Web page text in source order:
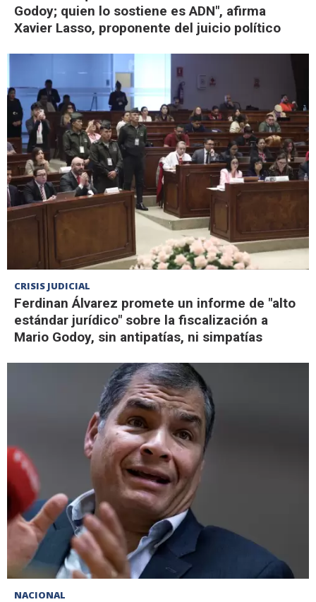
Godoy; quien lo sostiene es ADN", afirma
Xavier Lasso, proponente del juicio político
CRISIS JUDICIAL
Ferdinan Álvarez promete un informe de "alto
estándar jurídico" sobre la fiscalización a
Mario Godoy, sin antipatías, ni simpatías
NACIONAL